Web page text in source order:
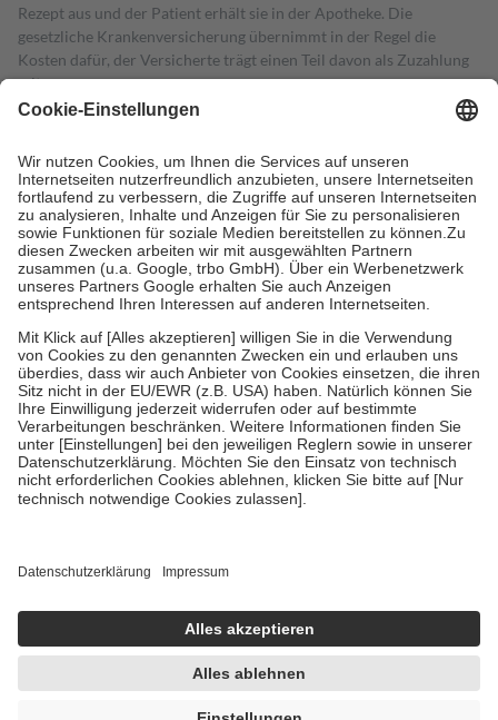
Rezept aus und der Patient erhält sie in der Apotheke. Die
gesetzliche Krankenversicherung übernimmt in der Regel die
Kosten dafür, der Versicherte trägt einen Teil davon als Zuzahlung
mit.
Grundsätzlich leisten Mitglieder Zuzahlungen in Höhe von zehn
höchstens zehn Euro.
Es sind jedoch nie mehr als die tatsächlichen
Kosten der Leistung zu entrichten.
Diese Regeln gelten grundsätzlich auch für Online-Apotheken.
Bei Heilmitteln und häuslicher Krankenpflege beträgt die
Zuzahlung zehn Prozent der Kosten sowie zehn Euro je
Verordnung.
Um das Engagement der Versicherten für ihre eigene Gesundheit zu
stärken und die besondere Stellung der Familie zu unterstützen,
fallenkeine Zuzahlungenan bei:
• Kindern und Jugendlichen bis zum vollendeten 18. Lebensjahr
mit Ausnahme der Fahrkosten
• Untersuchungen zur Vorsorge und Früherkennung, die von der
GKV getragen werden
• empfohlenen Schutzimpfungen
• Harn- und Blutteststreifen
getroffen, um sicherzustellen, dass es sich um echte Bewertungen
https://help.etrusted.com/hc/de/articles/4419944605341
Einige Bilder und Inhalte wurden unter Zuhilfenahme künstlicher